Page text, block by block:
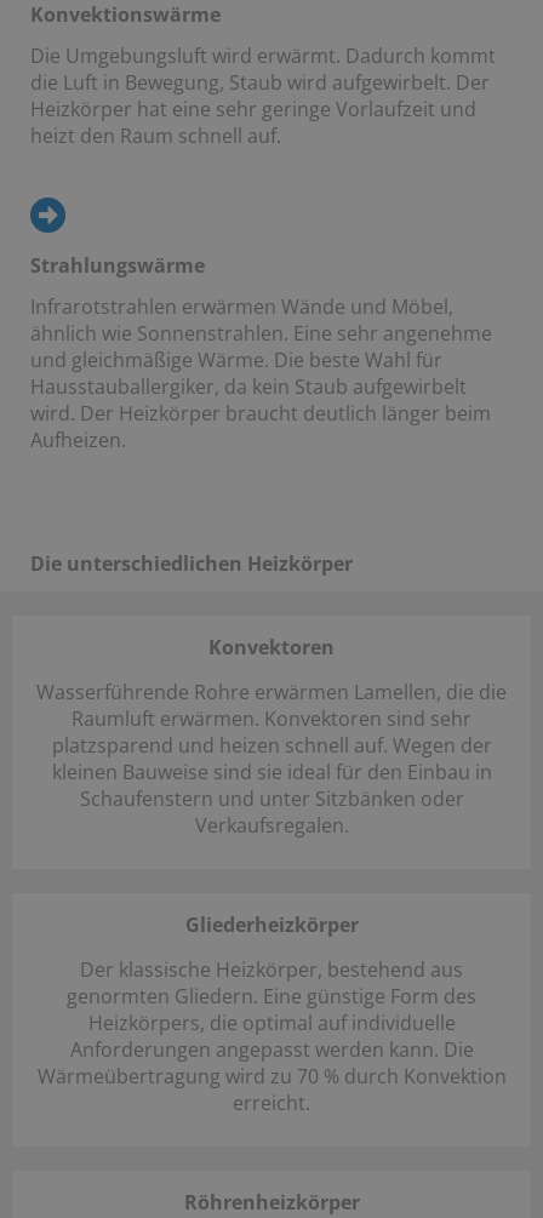
Konvektionswärme
Die Umgebungsluft wird erwärmt. Dadurch kommt
die Luft in Bewegung, Staub wird aufgewirbelt. Der
Heizkörper hat eine sehr geringe Vorlaufzeit und
heizt den Raum schnell auf.
Strahlungswärme
Infrarotstrahlen erwärmen Wände und Möbel,
ähnlich wie Sonnenstrahlen. Eine sehr angenehme
und gleichmäßige Wärme. Die beste Wahl für
Hausstauballergiker, da kein Staub aufgewirbelt
wird. Der Heizkörper braucht deutlich länger beim
Aufheizen.
Die unterschiedlichen Heizkörper
Konvektoren
Wasserführende Rohre erwärmen Lamellen, die die
Raumluft erwärmen. Konvektoren sind sehr
platzsparend und heizen schnell auf. Wegen der
kleinen Bauweise sind sie ideal für den Einbau in
Schaufenstern und unter Sitzbänken oder
Verkaufsregalen.
Gliederheizkörper
Der klassische Heizkörper, bestehend aus
genormten Gliedern. Eine günstige Form des
Heizkörpers, die optimal auf individuelle
Anforderungen angepasst werden kann. Die
Wärmeübertragung wird zu 70 % durch Konvektion
erreicht.
Röhrenheizkörper